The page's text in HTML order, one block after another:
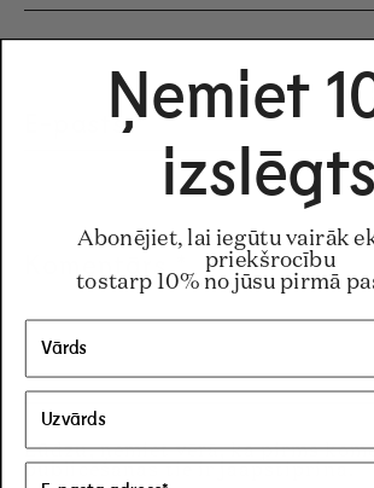
E-pasts*
Lūdzu, ņemiet vērā, ka pirms
Ņemiet
izslēgts
Abonējiet, lai iegūtu vairāk
priekšrocību
tostarp 10% no jūsu pirmā